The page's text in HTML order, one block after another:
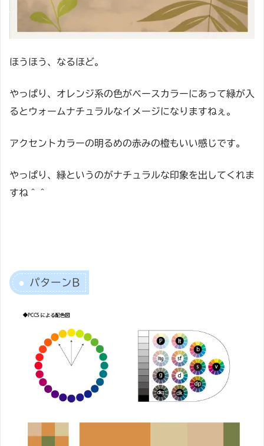
ほうほう、なるほど。
やっぱり、オレンジ系の色がベースカラーにあって緑が入
るとウォームナチュラルなイメージになりますねぇ。
アクセントカラーの明るめの赤みの橙もいい感じです。
やっぱり、緑というのがナチュラルな印象を出してくれま
すね＾＾
パターンB